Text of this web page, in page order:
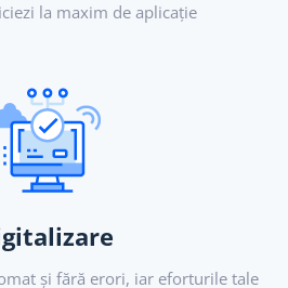
la maxim de aplicație
și fără erori, iar eforturile tale